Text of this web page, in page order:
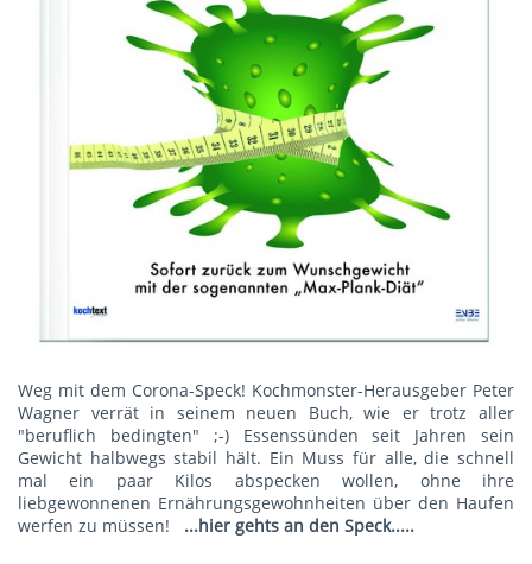
Weg mit dem Corona-Speck! Kochmonster-Herausgeber Peter
Wagner verrät in seinem neuen Buch, wie er trotz aller
"beruflich bedingten" ;-) Essenssünden seit Jahren sein
Gewicht halbwegs stabil hält. Ein Muss für alle, die schnell
mal ein paar Kilos abspecken wollen, ohne ihre
liebgewonnenen Ernährungsgewohnheiten über den Haufen
werfen zu müssen!
...hier gehts an den Speck.....